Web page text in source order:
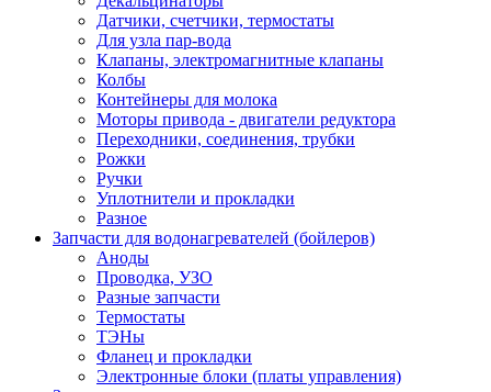
Датчики, счетчики, термостаты
Для узла пар-вода
Клапаны, электромагнитные клапаны
Колбы
Контейнеры для молока
Моторы привода - двигатели редуктора
Переходники, соединения, трубки
Рожки
Ручки
Уплотнители и прокладки
Разное
Запчасти для водонагревателей (бойлеров)
Аноды
Проводка, УЗО
Разные запчасти
Термостаты
ТЭНы
Фланец и прокладки
Электронные блоки (платы управления)